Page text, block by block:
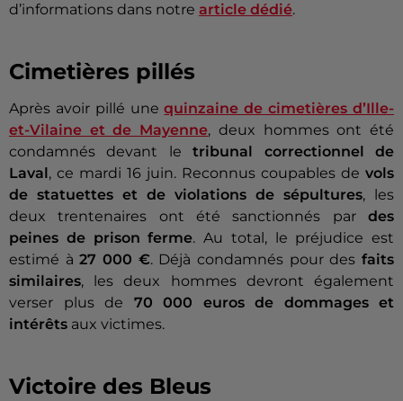
d’informations dans notre article dédié.
Cimetières pillés
Après avoir pillé unequinzaine de cimetières d’Ille-
et-Vilaine et de Mayenne, deux hommes ont été
condamnés devant letribunal correctionnel de
Laval , ce mardi 16 juin. Reconnus coupables de vols
de statuettes et de violations de sépultures, les
deux trentenaires ont été sanctionnés par des
peines de prison ferme. Au total, le préjudice est
estimé à27 000 €. Déjà condamnés pour desfaits
similaires, les deux hommes devront également
verser plus de 70 000 euros de dommages et
intérêts aux victimes.
Victoire des Bleus